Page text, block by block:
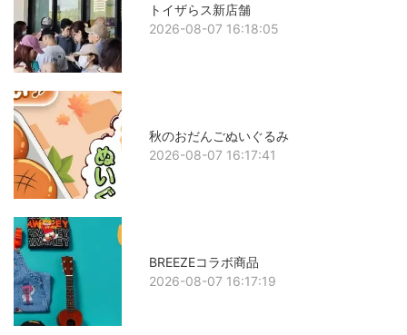
トイザらス新店舗
2026-08-07 16:18:05
秋のおだんごぬいぐるみ
2026-08-07 16:17:41
BREEZEコラボ商品
2026-08-07 16:17:19